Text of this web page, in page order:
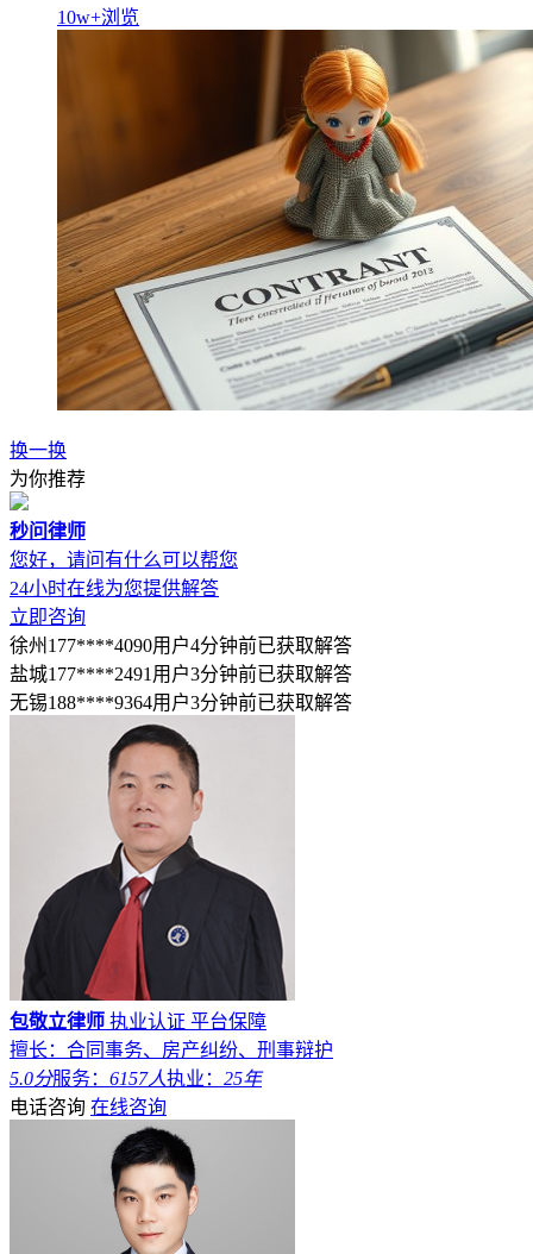
10w+浏览
换一换
为你推荐
秒问律师
您好，请问有什么可以帮您
24小时在线为您提供解答
立即咨询
徐州177****4090用户4分钟前已获取解答
盐城177****2491用户3分钟前已获取解答
无锡188****9364用户3分钟前已获取解答
包敬立律师 执业认证 平台保障
擅长：合同事务、房产纠纷、刑事辩护
5.0分服务： 6157人执业： 25年
电话咨询 在线咨询